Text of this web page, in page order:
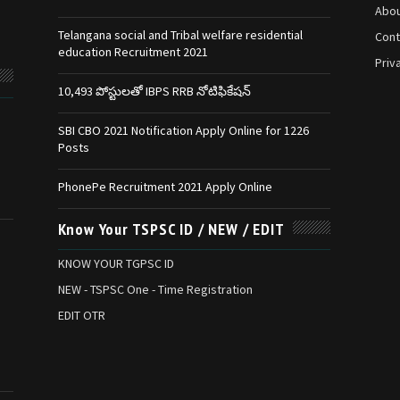
Telangana social and Tribal welfare residential
education Recruitment 2021
10,493 పోస్టులతో IBPS RRB నోటిఫికేషన్‌
SBI CBO 2021 Notification Apply Online for 1226
Posts
PhonePe Recruitment 2021 Apply Online
Know Your TSPSC ID / NEW / EDIT
KNOW YOUR TGPSC ID
NEW - TSPSC One - Time Registration
EDIT OTR